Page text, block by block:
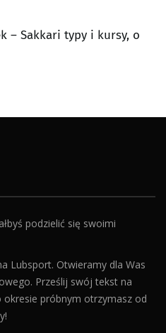
– Sakkari typy i kursy, o
podzielić się swoimi
Lubsport. Otwieramy dla Was
Prześlij swój tekst na
okresie próbnym otrzymasz od